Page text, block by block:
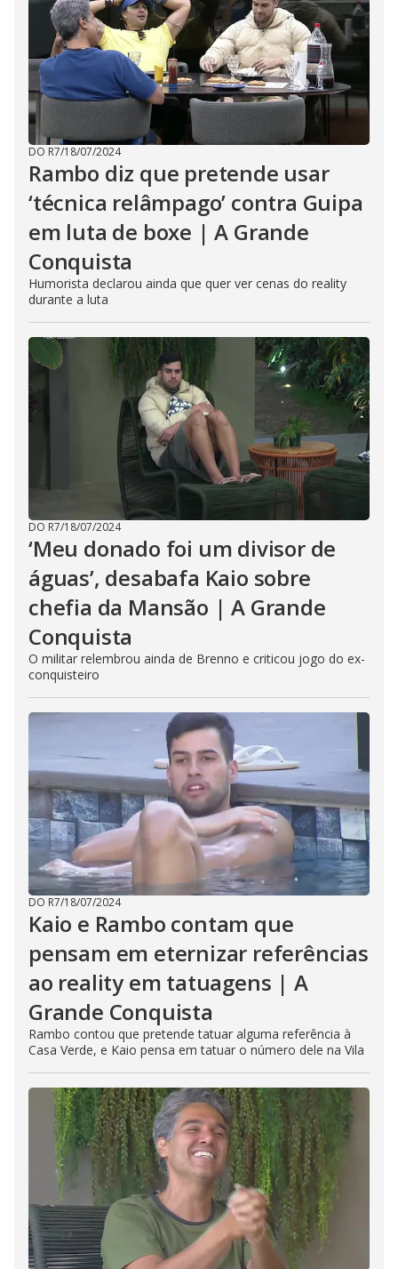
DO R7/18/07/2024
Rambo diz que pretende usar
‘técnica relâmpago’ contra Guipa
em luta de boxe | A Grande
Conquista
Humorista declarou ainda que quer ver cenas do reality
durante a luta
DO R7/18/07/2024
‘Meu donado foi um divisor de
águas’, desabafa Kaio sobre
chefia da Mansão | A Grande
Conquista
O militar relembrou ainda de Brenno e criticou jogo do ex-
conquisteiro
DO R7/18/07/2024
Kaio e Rambo contam que
pensam em eternizar referências
ao reality em tatuagens | A
Grande Conquista
Rambo contou que pretende tatuar alguma referência à
Casa Verde, e Kaio pensa em tatuar o número dele na Vila